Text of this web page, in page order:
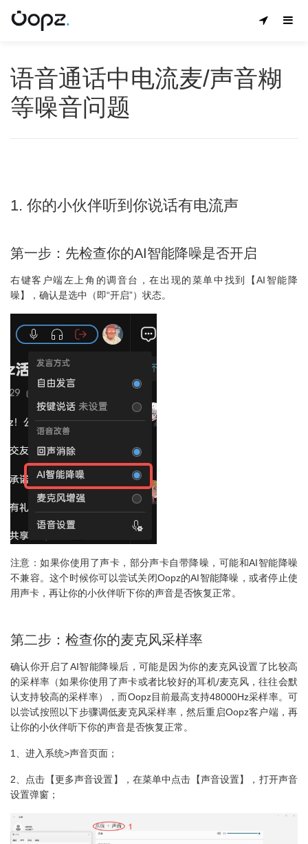
语音通话中电流麦/声音糊
等噪音问题
1. 你的小伙伴听到你说话有电流声
第一步：先检查你的AI智能降噪是否开启
右键客户端左上角的调音台，在出现的菜单中找到【AI智能降
噪】，确认是选中（即“开启”）状态。
注意：如果你使用了声卡，部分声卡自带降噪，可能和AI智能降噪
不兼容。这个时候你可以尝试关闭Oopz的AI智能降噪，或者停止使
用声卡，再让你的小伙伴听下你的声音是否恢复正常。
第二步：检查你的麦克风采样率
确认你开启了AI智能降噪后，可能是因为你的麦克风设置了比较高
的采样率（如果你使用了声卡或者比较好的耳机/麦克风，往往会默
认支持较高的采样率），而Oopz目前最高支持48000Hz采样率。可
以尝试按照以下步骤调低麦克风采样率，然后重启Oopz客户端，再
让你的小伙伴听下你的声音是否恢复正常。
1、进入系统>声音页面；
2、点击【更多声音设置】，在菜单中点击【声音设置】，打开声音
设置弹窗；